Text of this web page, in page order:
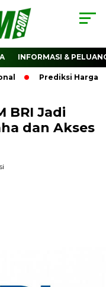
INFORMASI &
Prediksi Harga
BRI Jadi
dan Akses